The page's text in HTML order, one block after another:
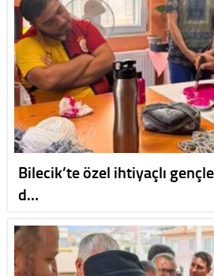
Bilecik’te özel ihtiyaçlı
d…